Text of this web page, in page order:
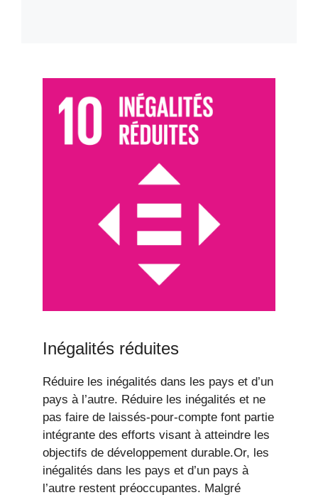
Inégalités réduites
Réduire les inégalités dans les pays et d’un
pays à l’autre. Réduire les inégalités et ne
pas faire de laissés-pour-compte font partie
intégrante des efforts visant à atteindre les
objectifs de développement durable.Or, les
inégalités dans les pays et d’un pays à
l’autre restent préoccupantes. Malgré